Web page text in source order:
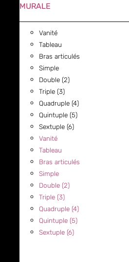
MURALE
Vanité
Tableau
Bras articulés
Simple
Double (2)
Triple (3)
Quadruple (4)
Quintuple (5)
Sextuple (6)
Vanité
Tableau
Bras articulés
Simple
Double (2)
Triple (3)
Quadruple (4)
Quintuple (5)
Sextuple (6)